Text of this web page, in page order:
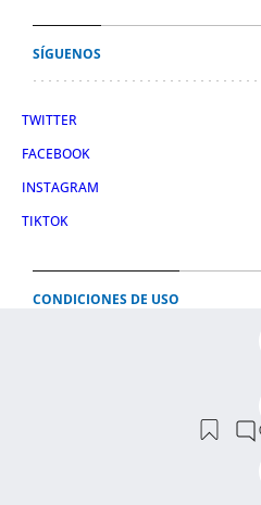
SÍGUENOS
TWITTER
FACEBOOK
INSTAGRAM
TIKTOK
CONDICIONES DE USO